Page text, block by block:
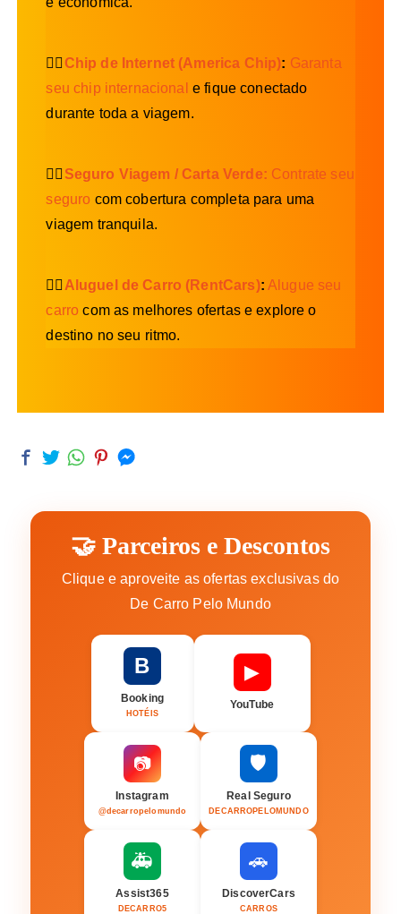
👉🏻Chip de Internet (America Chip): Garanta
seu chip internacional e fique conectado
durante toda a viagem.
👉🏻Seguro Viagem / Carta Verde: Contrate seu
seguro com cobertura completa para uma
viagem tranquila.
👉🏻 Aluguel de Carro (RentCars): Alugue seu
carro com as melhores ofertas e explore o
destino no seu ritmo.
🤝 Parceiros e Descontos
Clique e aproveite as ofertas exclusivas do
De Carro Pelo Mundo
B
Booking
HOTÉIS
▶
YouTube
📷
Instagram
@decarropelomundo
🛡️
Real Seguro
DECARROPELOMUNDO
🚑
Assist365
DECARRO5
🚗
DiscoverCars
CARROS